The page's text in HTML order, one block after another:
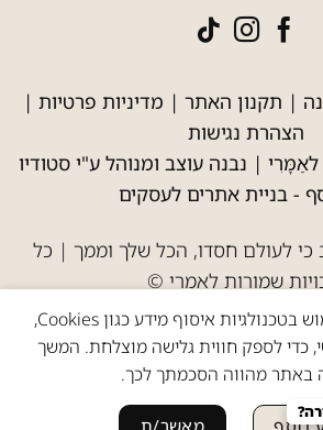
| תקנון האתר | מדיניות פרטיות |
הצהרת נגישות
| נבנה עוצב ומנוהל ע"י סטודיו
- בניית אתרים לעסקים
כי לעולם חסדו, הכל שלך וממך | כל
שמורות לאמרי ©
באתר זה נעשה שימוש בטכנולגיות איסוף מידע כגון Cookies,
כדי לספק חווית גלישה מוצלחת. המשך
באתר מהווה הסכמתך לכך.
נוסף מאשר/ת